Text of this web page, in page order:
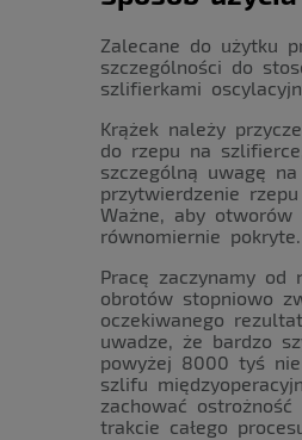
Zalecane do użytku
szczególności do
szlifierkami
Krążek należy
do rzepu na
szczególną uwagę na
przytwierdzenie
Ważne, aby otworów
równomiernie pokryte.
Pracę zaczynamy od
obrotów stopniowo
oczekiwanego
uwadze, że bardzo
powyżej 8000 tyś
szlifu
zachować
trakcie całego